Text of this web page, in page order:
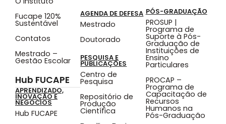
Fucape 120%
Sustentável
Contatos
Mestrado –
Gestão Escolar
Hub FUCAPE
APRENDIZADO,
INOVAÇÃO E
NEGÓCIOS
Hub FUCAPE
AGENDA DE DEFESA
Mestrado
Doutorado
PESQUISA E
PUBLICAÇÕES
Centro de
Pesquisa
Repositório de
Produção
Científica
PÓS-GRADUAÇÃO
PROSUP |
Programa de
Suporte à Pós-
Graduação de
Instituições de
Ensino
Particulares
PROCAP –
Programa de
Capacitação de
Recursos
Humanos na
Pós-Graduação